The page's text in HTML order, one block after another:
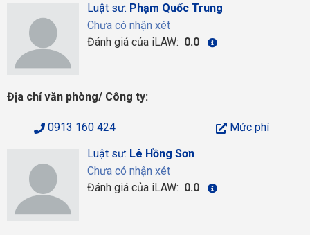
Luật sư: Phạm Quốc Trung
Chưa có nhận xét
Đánh giá của iLAW: 0.0
Địa chỉ văn phòng/ Công ty:
0913 160 424
Mức phí
Luật sư: Lê Hồng Sơn
Chưa có nhận xét
Đánh giá của iLAW: 0.0